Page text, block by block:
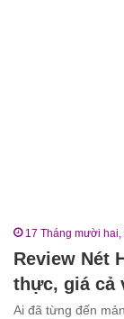
17 Tháng mười hai,
Review Nét
thực, giá cả
Ai đã từng đến